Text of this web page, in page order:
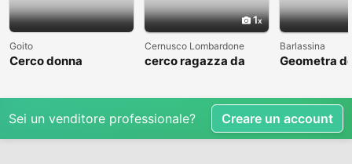
Goito
Cerco donna
1
Cernusco Lombardone
cerco ragazza da
Barlassina
Geometra
Sei un venditore professionale? Creare un account